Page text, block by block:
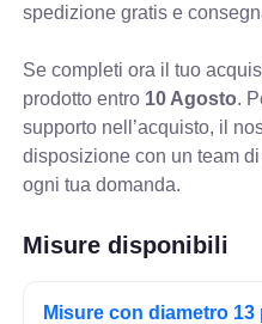
spedizione gratis e
Se completi ora il tuo
prodotto entro 10 Agosto.
supporto nell’acquisto, il
disposizione con un team
ogni tua domanda.
Misure disponibili
Misure con diametro 13